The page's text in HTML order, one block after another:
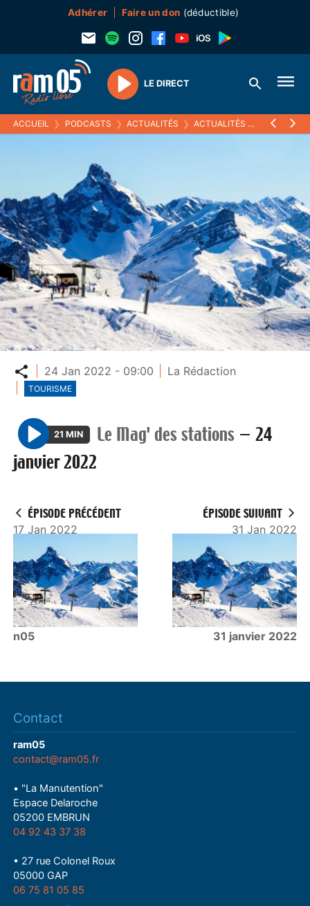
Adhérer Faire un don (déductible)
Play
LE DIRECT
ACCUEIL ❯ PODCASTS ❯ ACTUALITÉS ❯ ACTUALITÉS (ARCHIVES)
Partager
24 Jan 2022 - 09:00 La Rédaction
TOURISME
P
l
21 MIN Le Mag' des stations — 24
janvier 2022
ÉPISODE PRÉCÉDENT
17 Jan 2022
n05
ÉPISODE SUIVANT
31 Jan 2022
31 janvier 2022
Contact
ram05
contact@ram05.fr
• "La Manutention"
Espace Delaroche
05200 EMBRUN
04 92 43 37 38
• 27 rue Colonel Roux
05000 GAP
06 75 81 05 85